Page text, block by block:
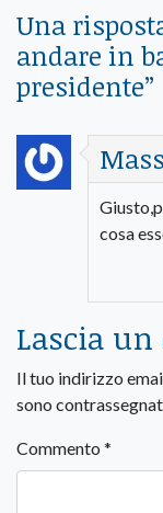
Una
andare in
presidente”
cosa
Lascia
Il tuo indirizzo
sono
Commento *